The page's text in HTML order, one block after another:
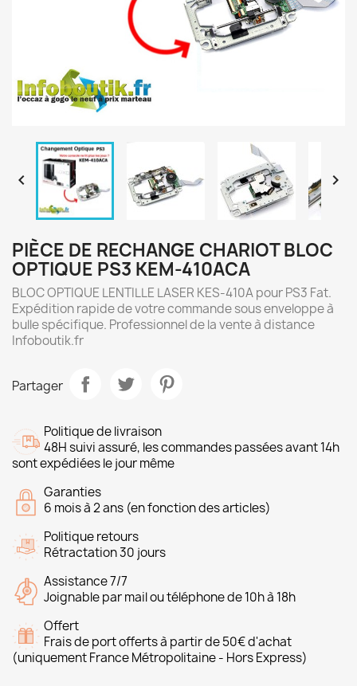
 
PIÈCE DE RECHANGE CHARIOT BLOC
OPTIQUE PS3 KEM-410ACA
BLOC OPTIQUE LENTILLE LASER KES-410A pour PS3 Fat.
Expédition rapide de votre commande sous enveloppe à
bulle spécifique. Professionnel de la vente à distance
Infoboutik.fr
Partager
Politique de livraison
48H suivi assuré, les commandes passées avant 14h
sont expédiées le jour même
Garanties
6 mois à 2 ans (en fonction des articles)
Politique retours
Rétractation 30 jours
Assistance 7/7
Joignable par mail ou téléphone de 10h à 18h
Offert
Frais de port offerts à partir de 50€ d'achat
(uniquement France Métropolitaine - Hors Express)